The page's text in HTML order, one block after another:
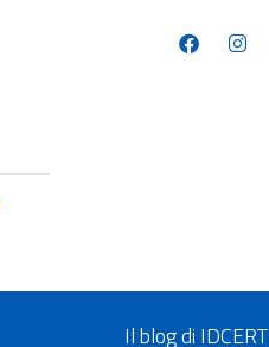
Il blog di IDCERT